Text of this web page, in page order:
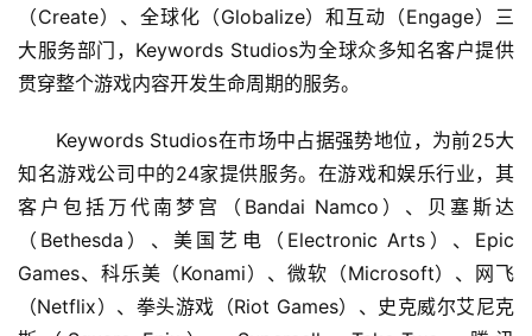
（Create）、全球化（Globalize）和互动（Engage）三
大服务部门，Keywords Studios为全球众多知名客户提供
贯穿整个游戏内容开发生命周期的服务。
Keywords Studios在市场中占据强势地位，为前25大
知名游戏公司中的24家提供服务。在游戏和娱乐行业，其
客户包括万代南梦宫（Bandai Namco）、贝塞斯达
（Bethesda）、美国艺电（Electronic Arts）、Epic
Games、科乐美（Konami）、微软（Microsoft）、网飞
（Netflix）、拳头游戏（Riot Games）、史克威尔艾尼克